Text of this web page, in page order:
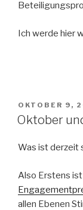
Ich werde hier
AM
OKTOBER 9,
Oktober
Was ist derzeit
Also Erstens
allen Ebenen